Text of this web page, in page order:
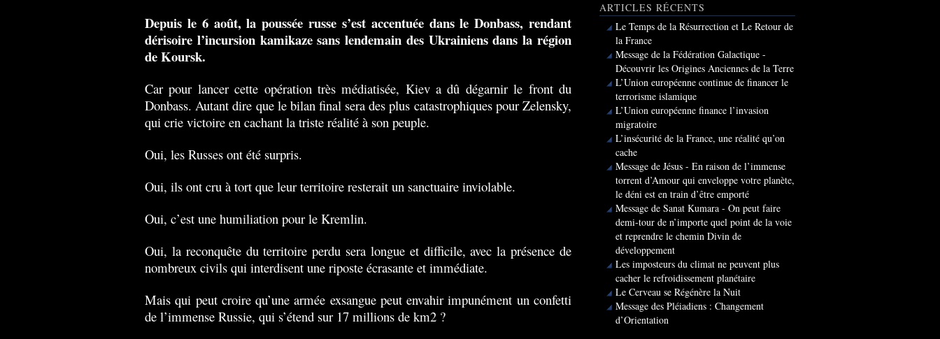
Depuis le 6 août, la poussée russe s’est accentuée dans le Donbass, rendant
dérisoire l’incursion kamikaze sans lendemain des Ukrainiens dans la région
de Koursk.
Car pour lancer cette opération très médiatisée, Kiev a dû dégarnir le front du
Donbass. Autant dire que le bilan final sera des plus catastrophiques pour Zelensky,
qui crie victoire en cachant la triste réalité à son peuple.
Oui, les Russes ont été surpris.
Oui, ils ont cru à tort que leur territoire resterait un sanctuaire inviolable.
Oui, c’est une humiliation pour le Kremlin.
Oui, la reconquête du territoire perdu sera longue et difficile, avec la présence de
nombreux civils qui interdisent une riposte écrasante et immédiate.
Mais qui peut croire qu’une armée exsangue peut envahir impunément un confetti
de l’immense Russie, qui s’étend sur 17 millions de km2 ?
ARTICLES RÉCENTS
Le Temps de la Résurrection et Le Retour de
la France
Message de la Fédération Galactique -
Découvrir les Origines Anciennes de la Terre
L’Union européenne continue de financer le
terrorisme islamique
L’Union européenne finance l’invasion
migratoire
L’insécurité de la France, une réalité qu’on
cache
Message de Jésus - En raison de l’immense
torrent d’Amour qui enveloppe votre planète,
le déni est en train d’être emporté
Message de Sanat Kumara - On peut faire
demi-tour de n’importe quel point de la voie
et reprendre le chemin Divin de
développement
Les imposteurs du climat ne peuvent plus
cacher le refroidissement planétaire
Le Cerveau se Régénère la Nuit
Message des Pléiadiens : Changement
d’Orientation